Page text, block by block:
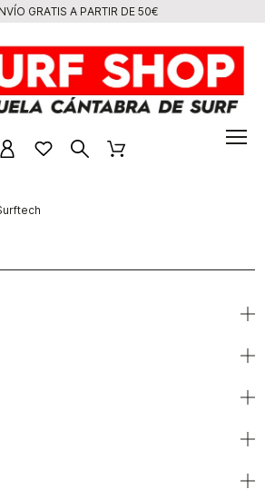
GRATIS A PARTIR DE 50€